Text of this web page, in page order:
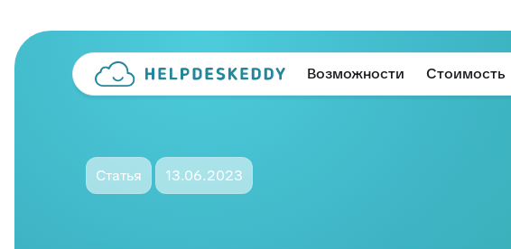
Возможности Стоимость
Статья 13.06.2023